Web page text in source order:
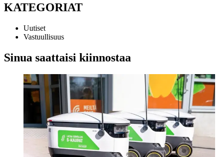
KATEGORIAT
Uutiset
Vastuullisuus
Sinua saattaisi kiinnostaa